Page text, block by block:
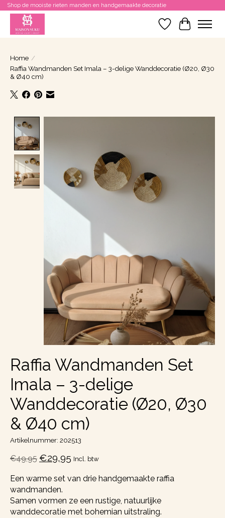
Shop de mooiste rieten manden en handgemaakte decoratie
Verlanglijst
Home /
Raffia Wandmanden Set Imala – 3-delige Wanddecoratie (Ø20, Ø30
& Ø40 cm)
Raffia Wandmanden Set
Imala – 3-delige
Wanddecoratie (Ø20, Ø30
& Ø40 cm)
Artikelnummer: 202513
€49,95 €29,95 Incl. btw
Een warme set van drie handgemaakte raffia
wandmanden.
Samen vormen ze een rustige, natuurlijke
wanddecoratie met bohemian uitstraling.